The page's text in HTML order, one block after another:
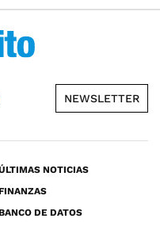
NEWSLETTER
NOTICIAS
DE DATOS